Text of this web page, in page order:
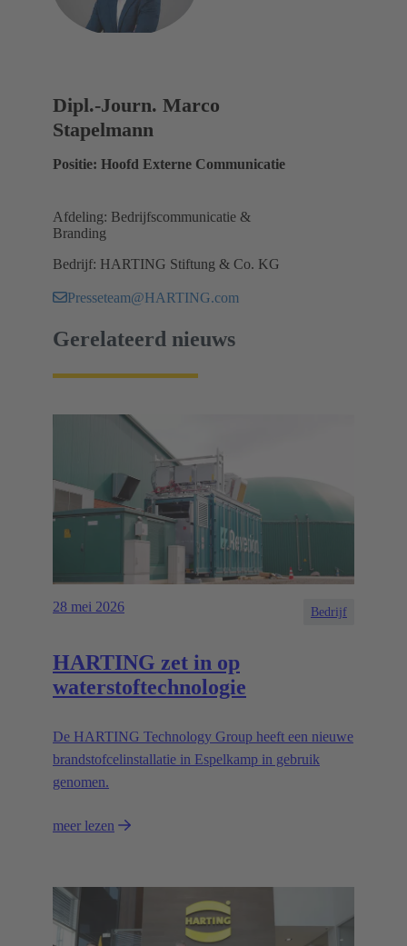
Dipl.-Journ. Marco
Stapelmann
Positie: Hoofd Externe Communicatie
Afdeling: Bedrijfscommunicatie &
Branding
Bedrijf: HARTING Stiftung & Co. KG
Presseteam@HARTING.com
Gerelateerd nieuws
28 mei 2026 Bedrijf
HARTING zet in op
waterstoftechnologie
De HARTING Technology Group heeft een nieuwe
brandstofcelinstallatie in Espelkamp in gebruik
genomen.
meer lezen